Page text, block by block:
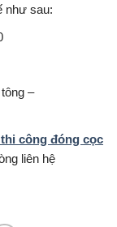
như sau:
–
công đóng cọc
liên hệ